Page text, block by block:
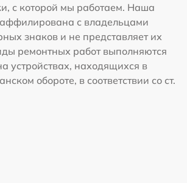
с которой мы работаем. Наша
с владельцами
знаков и не представляет их
ремонтных работ выполняются
устройствах, находящихся в
обороте, в соответствии со ст.